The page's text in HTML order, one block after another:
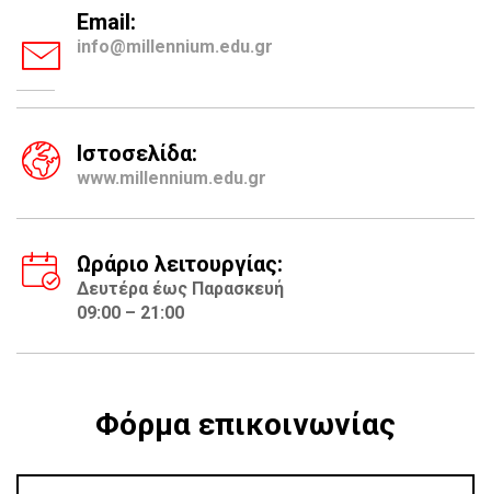
Email:
info@millennium.edu.gr
Ιστοσελίδα:
www.millennium.edu.gr
Ωράριο λειτουργίας:
Δευτέρα έως Παρασκευή
09:00 – 21:00
Φόρμα επικοινωνίας